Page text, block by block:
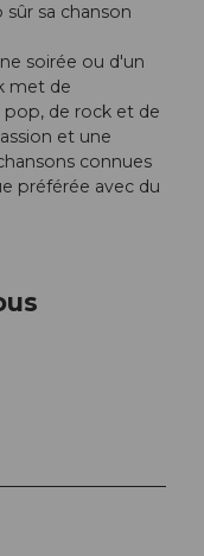
sa chanson
soirée ou d'un
met de
pop, de rock et de
et une
connues
préférée avec du